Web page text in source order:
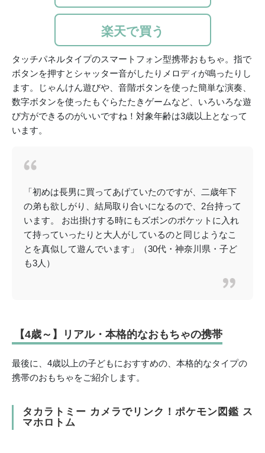
楽天で買う
タッチパネルタイプのスマートフォン型携帯おもちゃ。指で
ボタンを押すとシャッター音がしたりメロディが鳴ったりし
ます。じゃんけん遊びや、音階ボタンを使った簡単な演奏、
数字ボタンを使ったもぐらたたきゲームなど、いろいろな遊
び方ができるのがいいですね！対象年齢は3歳以上となって
います。
「初めは長男に買ってあげていたのですが、二歳年下
の弟も欲しがり、結局取り合いになるので、2台持って
います。 お出掛けする時にもズボンのポケットに入れ
て持っていったりと大人がしているのと同じようなこ
とを真似して遊んでいます」（30代・神奈川県・子ど
も3人）
【4歳～】リアル・本格的なおもちゃの携帯
最後に、4歳以上の子どもにおすすめの、本格的なタイプの
携帯のおもちゃをご紹介します。
タカラトミー カメラでリンク！ポケモン図鑑 ス
マホロトム